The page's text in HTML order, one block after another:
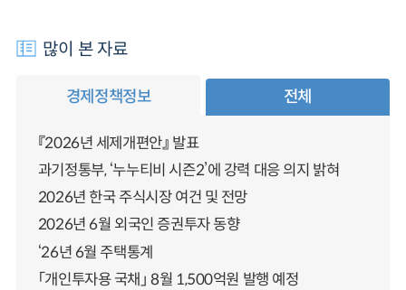
많이 본 자료
경제정책정보 전체
『2026년 세제개편안』 발표
과기정통부, ‘누누티비 시즌2’에 강력 대응 의지 밝혀
2026년 한국 주식시장 여건 및 전망
2026년 6월 외국인 증권투자 동향
‘26년 6월 주택통계
「개인투자용 국채」 8월 1,500억원 발행 예정